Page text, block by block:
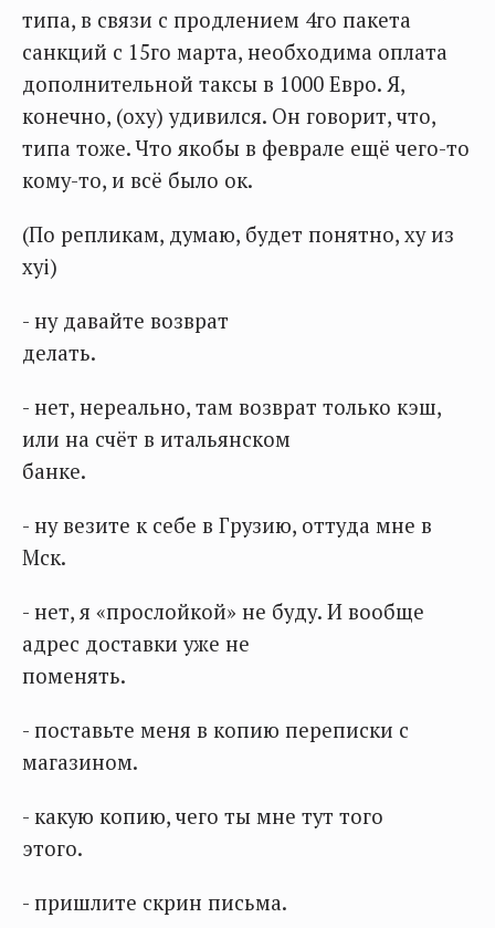
типа, в связи с продлением 4го пакета
санкций с 15го марта, необходима оплата
дополнительной таксы в 1000 Евро. Я,
конечно, (оху) удивился. Он говорит, что,
типа тоже. Что якобы в феврале ещё чего-то
кому-то, и всё было ок.
(По репликам, думаю, будет понятно, ху из
хуi)
- ну давайте возврат
делать.
- нет, нереально, там возврат только кэш,
или на счёт в итальянском
банке.
- ну везите к себе в Грузию, оттуда мне в
Мск.
- нет, я «прослойкой» не буду. И вообще
адрес доставки уже не
поменять.
- поставьте меня в копию переписки с
магазином.
- какую копию, чего ты мне тут того
этого.
- пришлите скрин письма.